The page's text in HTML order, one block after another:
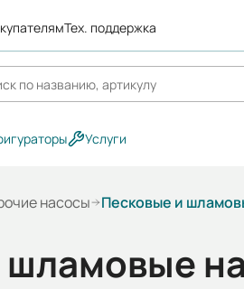
Тех. поддержка
Услуги
насосы Песковые и